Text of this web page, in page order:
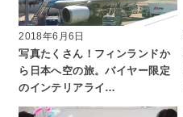
2018年6月6日
写真たくさん！フィンランドか
ら日本へ空の旅。バイヤー限定
のインテリアライ…